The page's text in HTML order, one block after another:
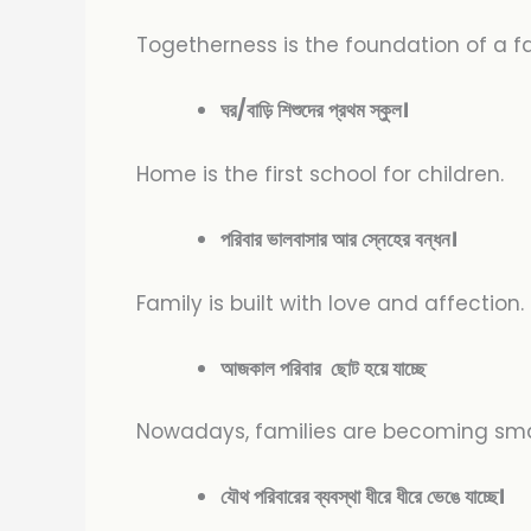
Togetherness is the foundation of a
ঘর/বাড়ি শিশুদের প্রথম স্কুল।
Home is the first school for children.
পরিবার ভালবাসার আর স্নেহের বন্ধন।
Family is built with love and affection.
আজকাল পরিবার ছোট হয়ে যাচ্ছে
Nowadays, families are becoming
যৌথ পরিবারের ব্যবস্থা ধীরে ধীরে ভেঙে যাচ্ছে।